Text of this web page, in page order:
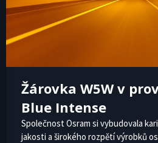
Žárovka W5W v
Blue Intense
Společnost Osram si vybudovala
jakosti a širokého rozpětí výrobků